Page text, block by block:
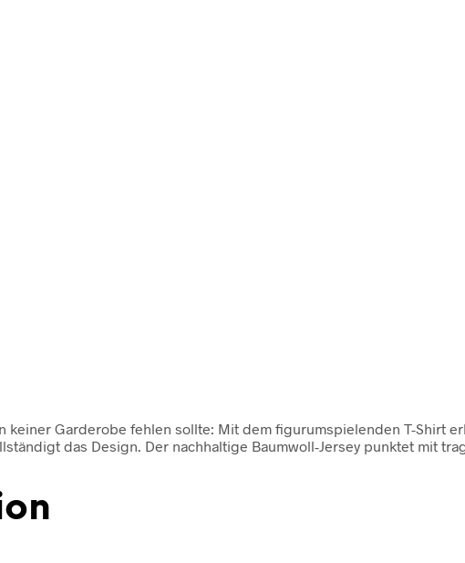
keiner Garderobe fehlen sollte: Mit dem figurumspielenden T-Shirt
das Design. Der nachhaltige Baumwoll-Jersey punktet mit